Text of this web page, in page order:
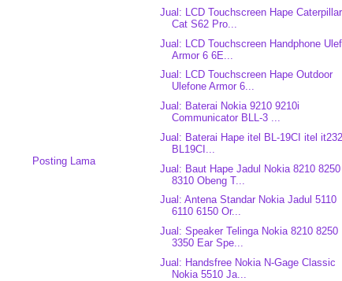
Posting Lama
Jual: LCD Touchscreen Hape Caterpillar
Cat S62 Pro...
Jual: LCD Touchscreen Handphone
Armor 6 6E...
Jual: LCD Touchscreen Hape Outdoor
Ulefone Armor 6...
Jual: Baterai Nokia 9210 9210i
Communicator BLL-3 ...
Jual: Baterai Hape itel BL-19CI itel
BL19CI...
Jual: Baut Hape Jadul Nokia 8210 8250
8310 Obeng T...
Jual: Antena Standar Nokia Jadul 5110
6110 6150 Or...
Jual: Speaker Telinga Nokia 8210 8250
3350 Ear Spe...
Jual: Handsfree Nokia N-Gage Classic
Nokia 5510 Ja...